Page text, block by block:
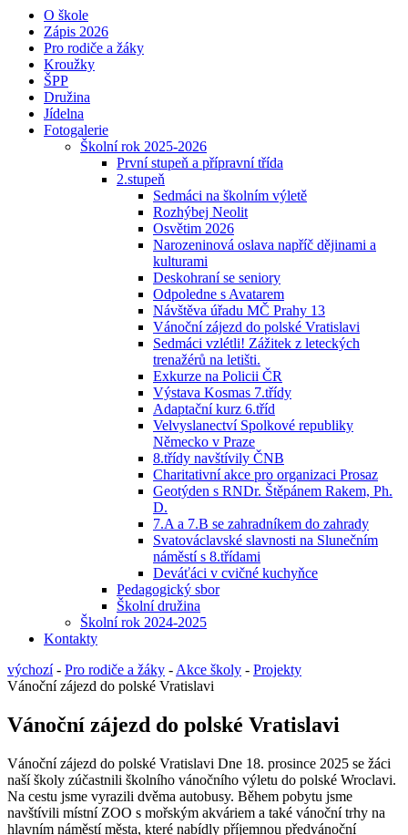
O škole
Zápis 2026
Pro rodiče a žáky
Kroužky
ŠPP
Družina
Jídelna
Fotogalerie
Školní rok 2025-2026
První stupeň a přípravní třída
2.stupeň
Sedmáci na školním výletě
Rozhýbej Neolit
Osvětim 2026
Narozeninová oslava napříč dějinami a
kulturami
Deskohraní se seniory
Odpoledne s Avatarem
Návštěva úřadu MČ Prahy 13
Vánoční zájezd do polské Vratislavi
Sedmáci vzlétli! Zážitek z leteckých
trenažérů na letišti.
Exkurze na Policii ČR
Výstava Kosmas 7.třídy
Adaptační kurz 6.tříd
Velvyslanectví Spolkové republiky
Německo v Praze
8.třídy navštívily ČNB
Charitativní akce pro organizaci Prosaz
Geotýden s RNDr. Štěpánem Rakem, Ph.
D.
7.A a 7.B se zahradníkem do zahrady
Svatováclavské slavnosti na Slunečním
náměstí s 8.třídami
Deváťáci v cvičné kuchyňce
Pedagogický sbor
Školní družina
Školní rok 2024-2025
Kontakty
výchozí- Pro rodiče a žáky - Akce školy - Projekty
Vánoční zájezd do polské Vratislavi
Vánoční zájezd do polské Vratislavi
Vánoční zájezd do polské Vratislavi Dne 18. prosince 2025 se žáci
naší školy zúčastnili školního vánočního výletu do polské Wroclavi.
Na cestu jsme vyrazili dvěma autobusy. Během pobytu jsme
navštívili místní ZOO s mořským akváriem a také vánoční trhy na
hlavním náměstí města, které nabídly příjemnou předvánoční